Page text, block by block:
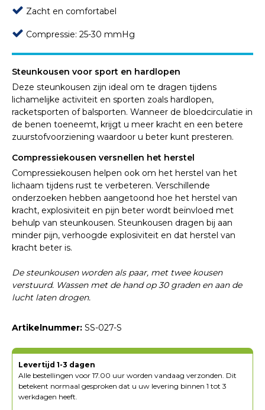
Zacht en comfortabel
Compressie: 25-30 mmHg
Steunkousen voor sport en hardlopen
Deze steunkousen zijn ideal om te dragen tijdens
lichamelijke activiteit en sporten zoals hardlopen,
racketsporten of balsporten. Wanneer de bloedcirculatie in
de benen toeneemt, krijgt u meer kracht en een betere
zuurstofvoorziening waardoor u beter kunt presteren.
Compressiekousen versnellen het herstel
Compressiekousen helpen ook om het herstel van het
lichaam tijdens rust te verbeteren. Verschillende
onderzoeken hebben aangetoond hoe het herstel van
kracht, explosiviteit en pijn beter wordt beïnvloed met
behulp van steunkousen. Steunkousen dragen bij aan
minder pijn, verhoogde explosiviteit en dat herstel van
kracht beter is.
De steunkousen worden als paar, met twee kousen
verstuurd. Wassen met de hand op 30 graden en aan de
lucht laten drogen.
Artikelnummer: SS-027-S
Levertijd 1-3 dagen
Alle bestellingen voor 17.00 uur worden vandaag verzonden. Dit
betekent normaal gesproken dat u uw levering binnen 1 tot 3
werkdagen heeft.